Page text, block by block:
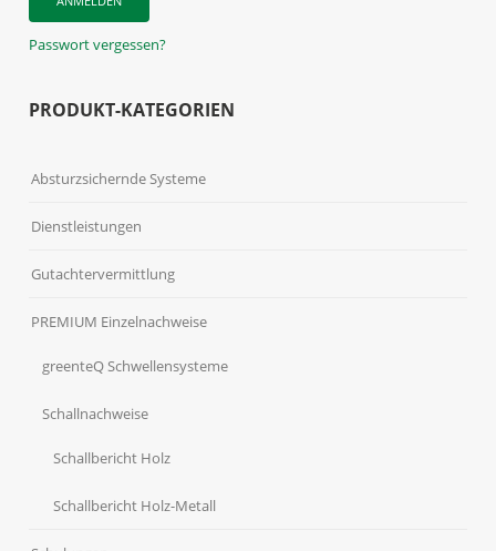
Passwort vergessen?
PRODUKT-KATEGORIEN
Absturzsichernde Systeme
Dienstleistungen
Gutachtervermittlung
PREMIUM Einzelnachweise
greenteQ Schwellensysteme
Schallnachweise
Schallbericht Holz
Schallbericht Holz-Metall